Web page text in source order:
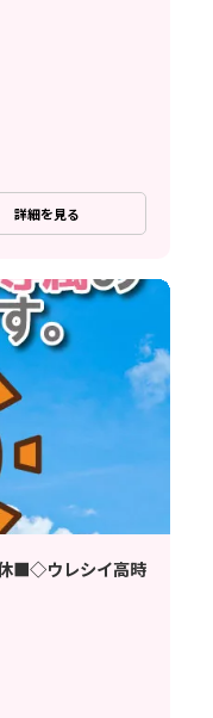
詳細を見る
■◇ウレシイ高時